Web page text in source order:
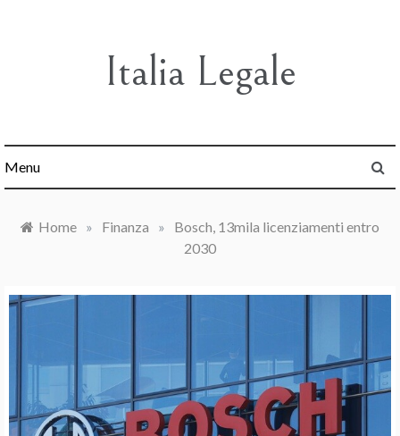
Italia Legale
Menu
Home » Finanza »
Bosch, 13mila licenziamenti entro
2030